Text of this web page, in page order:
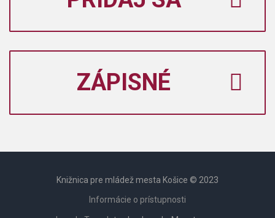
ZÁPISNÉ
Knižnica pre mládež mesta Košice © 2023
Informácie o prístupnosti